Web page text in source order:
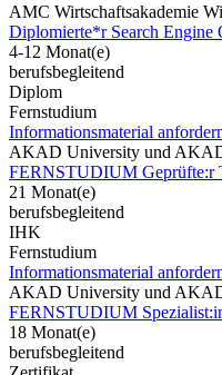
AMC Wirtschaftsakademie
Diplomierte*r Search Engine
4-12 Monat(e)
berufsbegleitend
Diplom
Fernstudium
Informationsmaterial
AKAD University und
FERNSTUDIUM Geprüfte:r
21 Monat(e)
berufsbegleitend
IHK
Fernstudium
Informationsmaterial
AKAD University und
FERNSTUDIUM
18 Monat(e)
berufsbegleitend